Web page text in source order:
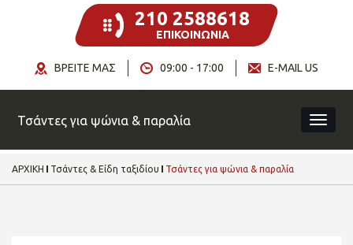
210 2588618
ΕΠΙΚΟΙΝΩΝΙΑ
E-MAIL US
09:00 - 17:00
ΒΡΕΙΤΕ ΜΑΣ
Τσάντες για ψώνια & παραλία
ΑΡΧΙΚΗ Τσάντες & Είδη ταξιδίου Τσάντες για ψώνια & παραλία